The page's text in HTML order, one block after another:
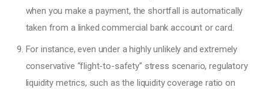
when you make a payment, the shortfall is automatically
taken from a linked commercial bank account or card.
For instance, even under a highly unlikely and extremely
conservative “flight-to-safety” stress scenario, regulatory
liquidity metrics, such as the liquidity coverage ratio on